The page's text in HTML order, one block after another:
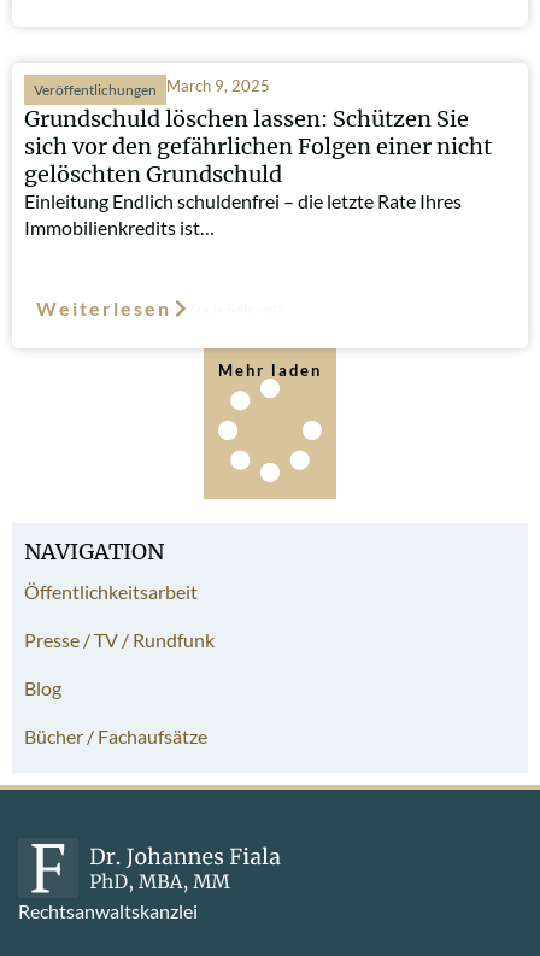
NAVIGATION
Öffentlichkeitsarbeit
Presse / TV / Rundfunk
Blog
Bücher / Fachaufsätze
Veröffentlichungen March 9, 2025
Grundschuld löschen lassen: Schützen Sie
sich vor den gefährlichen Folgen einer nicht
gelöschten Grundschuld
Einleitung Endlich schuldenfrei – die letzte Rate Ihres
Immobilienkredits ist…
Weiterlesen
Mehr laden
Rechtsanwaltskanzlei